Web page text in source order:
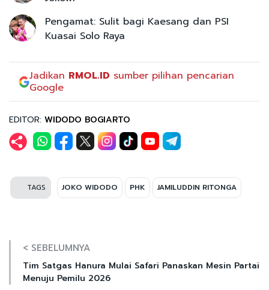
Pengamat: Sulit bagi Kaesang dan PSI
Kuasai Solo Raya
Jadikan RMOL.ID sumber pilihan pencarian
Google
EDITOR: WIDODO BOGIARTO
TAGS JOKO WIDODO PHK JAMILUDDIN RITONGA
< SEBELUMNYA
Tim Satgas Hanura Mulai Safari Panaskan Mesin Partai
Menuju Pemilu 2026